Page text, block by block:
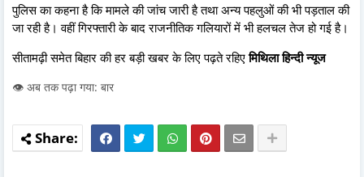
पुलिस का कहना है कि मामले की जांच जारी है तथा अन्य पहलुओं की भी पड़ताल की
जा रही है। वहीं गिरफ्तारी के बाद राजनीतिक गलियारों में भी हलचल तेज हो गई है।
सीतामढ़ी समेत बिहार की हर बड़ी खबर के लिए पढ़ते रहिएमिथिला हिन्दी न्यूज
👁️ अब तक पढ़ा गया: बार